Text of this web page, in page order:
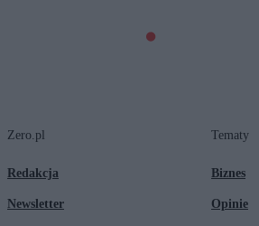
Zero.pl
Redakcja
Newsletter
Tematy
Biznes
Opinie